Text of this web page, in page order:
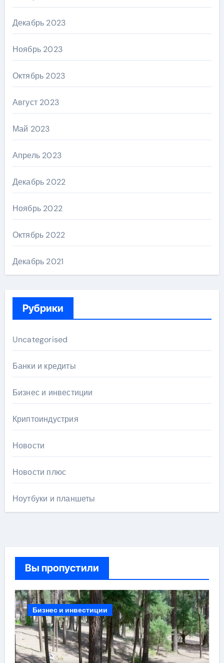
Декабрь 2023
Ноябрь 2023
Октябрь 2023
Август 2023
Май 2023
Апрель 2023
Декабрь 2022
Ноябрь 2022
Октябрь 2022
Декабрь 2021
Рубрики
Uncategorised
Банки и кредиты
Бизнес и инвестиции
Криптоиндустрия
Новости
Новости плюс
Ноутбуки и планшеты
Вы пропустили
Бизнес и инвестиции